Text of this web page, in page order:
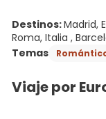
Destinos:Madrid,
Roma, Italia ,
Temas
Viaje por